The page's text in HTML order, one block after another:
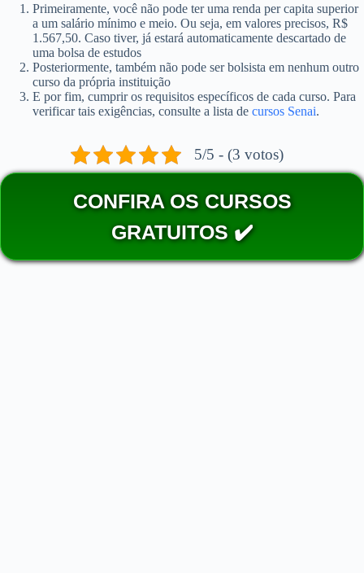
Primeiramente, você não pode ter uma renda per capita superior
a um salário mínimo e meio. Ou seja, em valores precisos, R$
1.567,50. Caso tiver, já estará automaticamente descartado de
uma bolsa de estudos
Posteriormente, também não pode ser bolsista em nenhum outro
curso da própria instituição
E por fim, cumprir os requisitos específicos de cada curso. Para
verificar tais exigências, consulte a lista de cursos Senai.
5/5 - (3 votos)
CONFIRA OS CURSOS
GRATUITOS ✔️